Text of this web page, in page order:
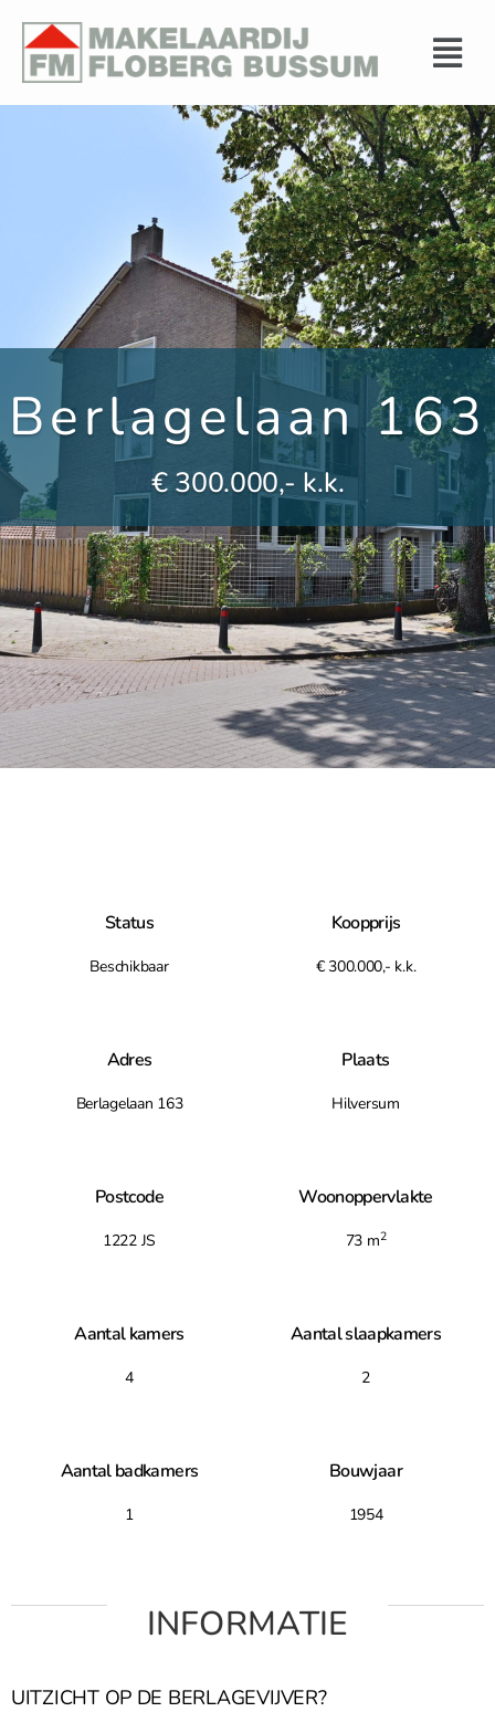
Berlagelaan 163
€ 300.000,- k.k.
Status
Beschikbaar
Koopprijs
€ 300.000,- k.k.
Adres
Berlagelaan 163
Plaats
Hilversum
Postcode
1222 JS
Woonoppervlakte
73 m2
Aantal kamers
4
Aantal slaapkamers
2
Aantal badkamers
1
Bouwjaar
1954
INFORMATIE
UITZICHT OP DE BERLAGEVIJVER?